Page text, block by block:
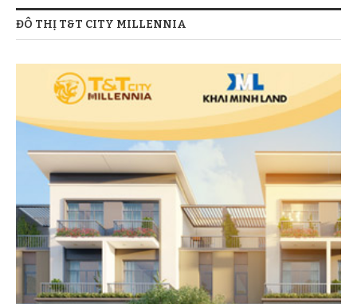
ĐÔ THỊ T&T CITY MILLENNIA